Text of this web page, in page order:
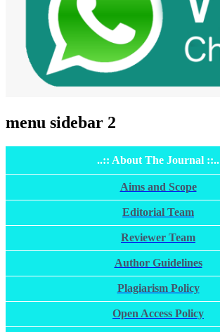
menu sidebar 2
..:: About The Journal ::..
Aims and Scope
Editorial Team
Reviewer Team
Author Guidelines
Plagiarism Policy
Open Access Policy